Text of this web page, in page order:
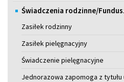
Świadczenia rodzinne/
Zasiłek rodzinny
Zasiłek pielęgnacyjny
Świadczenie pielęgnacyjne
Jednorazowa zapomoga z